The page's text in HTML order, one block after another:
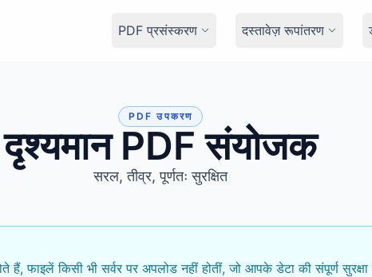
PDF प्रसंस्करण दस्तावेज़ रूपांतरण
PDF उपकरण
दृश्यमान PDF संयोजक
सरल, तीव्र, पूर्णतः सुरक्षित
फाइलें किसी भी सर्वर पर अपलोड नहीं होतीं, जो आपके डेटा की संपूर्ण सुरक्षा